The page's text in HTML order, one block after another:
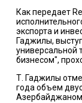
Как передает
экспорта и
Гаджилы,
универсальной
бизнесом",
Т. Гаджилы
года объем
Азербайджаном